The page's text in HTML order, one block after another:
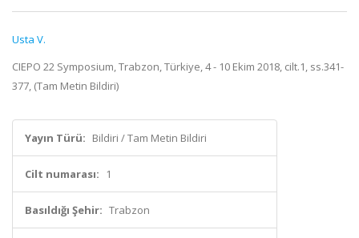
Usta V.
CIEPO 22 Symposium, Trabzon, Türkiye, 4 - 10 Ekim 2018, cilt.1, ss.341-
377, (Tam Metin Bildiri)
Yayın Türü: Bildiri / Tam Metin Bildiri
Cilt numarası: 1
Basıldığı Şehir: Trabzon